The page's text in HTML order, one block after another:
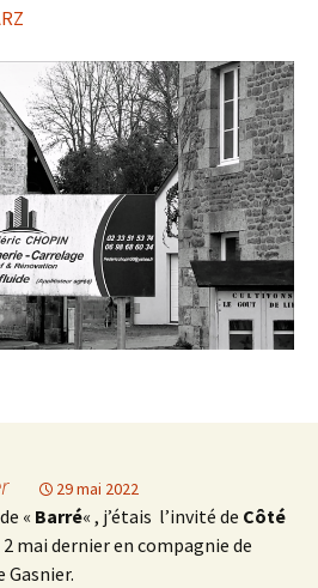
29 mai 2022
« Barré« , j’étais l’invité de Côté
mai dernier en compagnie de